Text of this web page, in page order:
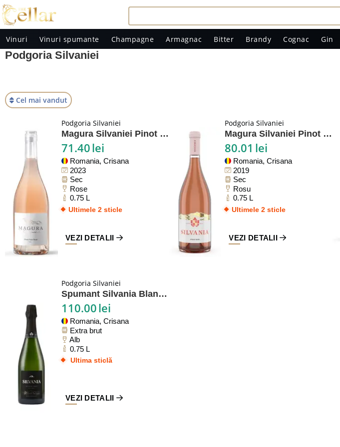
Vinuri Vinuri spumante Champagne Armagnac Bitter Brandy Cognac Gin
Podgoria Silvaniei
Cel mai vandut
Podgoria Silvaniei
Magura Silvaniei Pinot Noir Rose
71.40lei
Romania, Crisana
2023
Sec
Rose
0.75 L
Ultimele 2 sticle
VEZI DETALII
Podgoria Silvaniei
Magura Silvaniei Pinot Noir
80.01 lei
Romania, Crisana
2019
Sec
Rosu
0.75 L
Ultimele 2 sticle
VEZI DETALII
Podgoria Silvaniei
Spumant Silvania Blanc de Noirs
110.00lei
Romania, Crisana
Extra brut
Alb
0.75 L
Ultima sticlă
VEZI DETALII